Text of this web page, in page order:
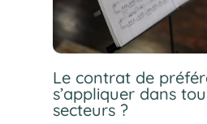
Le contrat de
s’appliquer dans
secteurs ?